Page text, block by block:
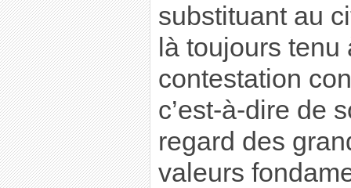
substituant au
là toujours tenu
contestation
c’est-à-dire de
regard des
valeurs